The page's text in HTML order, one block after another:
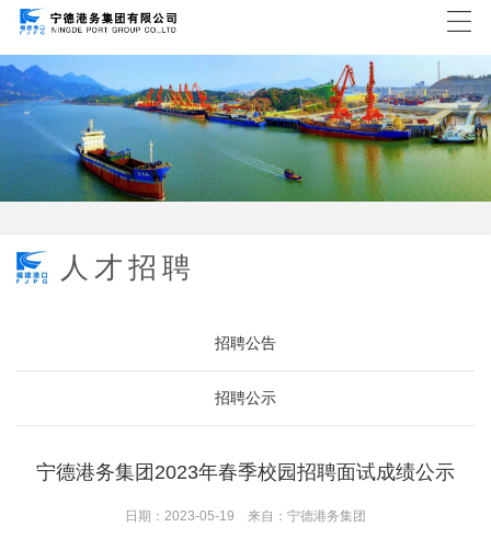
人才招聘
招聘公告
招聘公示
宁德港务集团2023年春季校园招聘面试成绩公示
日期：2023-05-19 来自：宁德港务集团